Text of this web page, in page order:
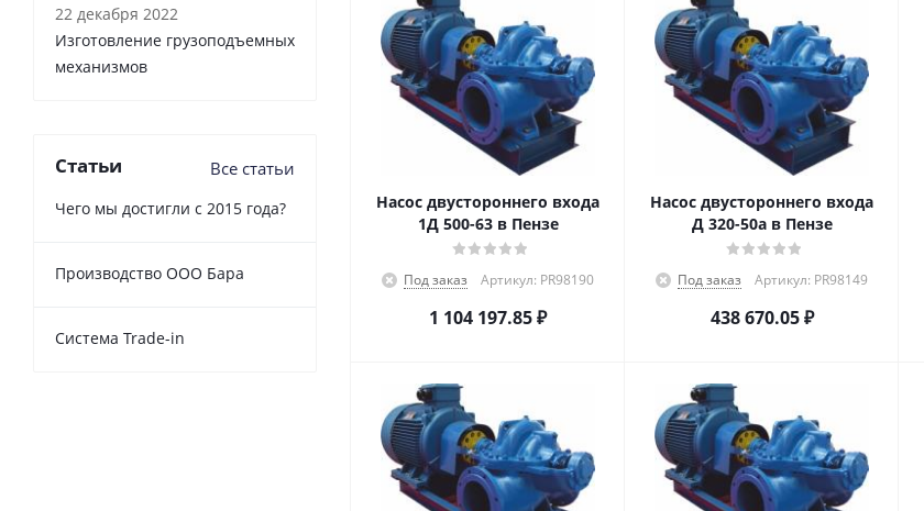
Насос двустороннего входа
1Д 500-63 в Пензе
Под заказ Артикул: PR98190
1 104 197.85₽
Насос двустороннего входа
Д 320-50а в Пензе
Под заказ Артикул: PR98149
438 670.05₽
22 декабря 2022
Изготовление грузоподъемных
механизмов
Статьи Все статьи
Чего мы достигли с 2015 года?
Производство ООО Бара
Cистема Trade-in